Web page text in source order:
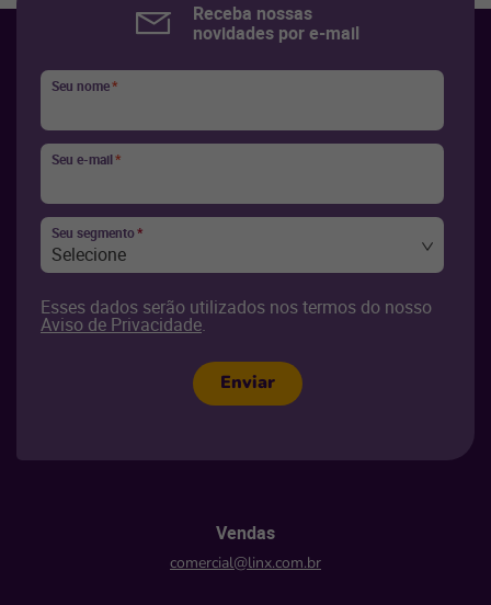
Receba nossas
novidades por e-mail
Seu nome*
Seu e-mail*
Seu segmento*
Selecione
Esses dados serão utilizados nos termos do nosso
Aviso de Privacidade.
Enviar
Vendas
comercial@linx.com.br